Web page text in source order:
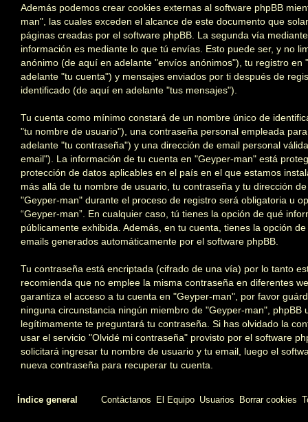
Además podemos crear cookies externas al software phpBB
man", las cuales exceden el alcance de este documento que
páginas creadas por el software phpBB. La segunda vía
información es mediante lo que tú envías. Esto puede ser, y no
anónimo (de aquí en adelante "envíos anónimos"), tu registro en
adelante "tu cuenta") y mensajes enviados por ti después de
identificado (de aquí en adelante "tus mensajes").
Tu cuenta como mínimo constará de un nombre único de
"tu nombre de usuario"), una contraseña personal empleada
adelante "tu contraseña") y una dirección de email personal
email"). La información de tu cuenta en "Geyper-man" está
protección de datos aplicables en el país en el que estamos
más allá de tu nombre de usuario, tu contraseña y tu dirección
"Geyper-man" durante el proceso de registro será obligatoria u
“Geyper-man”. En cualquier caso, tú tienes la opción de qué
públicamente exhibida. Además, en tu cuenta, tienes la opción
emails generados automáticamente por el software phpBB.
Tu contraseña está encriptada (cifrado de una vía) por lo tanto
recomienda que no emplee la misma contraseña en diferentes
garantiza el acceso a tu cuenta en "Geyper-man", por favor
ninguna circunstancia ningún miembro de "Geyper-man", phpBB
legítimamente te preguntará tu contraseña. Si has olvidado la
usar el servicio "Olvidé mi contraseña" provisto por el software
solicitará ingresar tu nombre de usuario y tu email, luego el
nueva contraseña para recuperar tu cuenta.
Índice general Borrar cookies
Usuarios
El Equipo
Contáctanos